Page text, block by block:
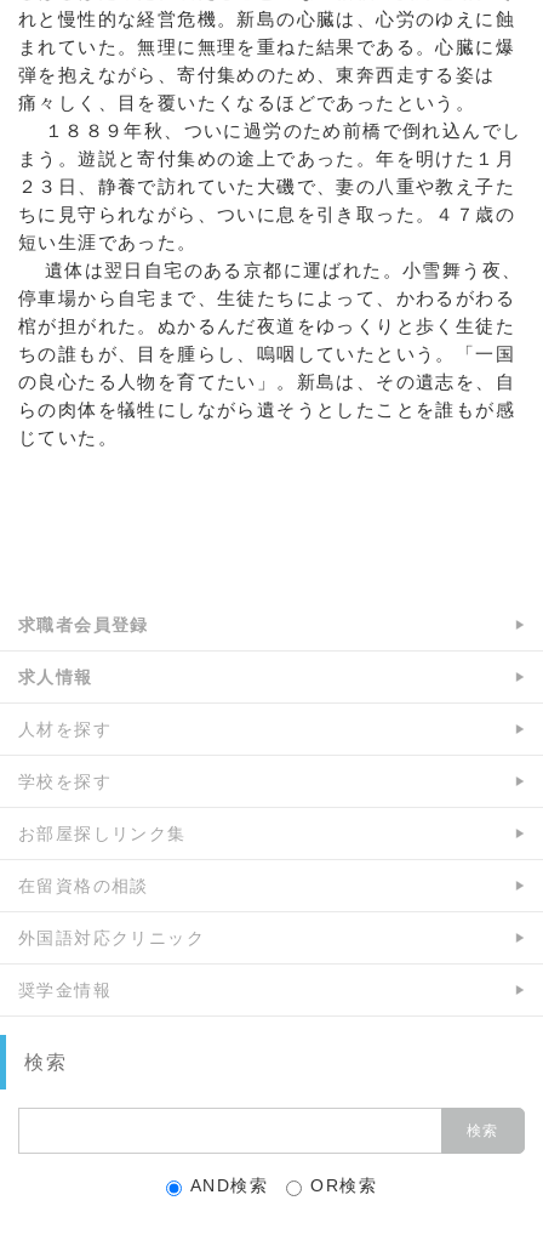
れと慢性的な経営危機。新島の心臓は、心労のゆえに蝕
まれていた。無理に無理を重ねた結果である。心臓に爆
弾を抱えながら、寄付集めのため、東奔西走する姿は
痛々しく、目を覆いたくなるほどであったという。
１８８９年秋、ついに過労のため前橋で倒れ込んでし
まう。遊説と寄付集めの途上であった。年を明けた１月
２３日、静養で訪れていた大磯で、妻の八重や教え子た
ちに見守られながら、ついに息を引き取った。４７歳の
短い生涯であった。
遺体は翌日自宅のある京都に運ばれた。小雪舞う夜、
停車場から自宅まで、生徒たちによって、かわるがわる
棺が担がれた。ぬかるんだ夜道をゆっくりと歩く生徒た
ちの誰もが、目を腫らし、嗚咽していたという。「一国
の良心たる人物を育てたい」。新島は、その遺志を、自
らの肉体を犠牲にしながら遺そうとしたことを誰もが感
じていた。
求職者会員登録
求人情報
人材を探す
学校を探す
お部屋探しリンク集
在留資格の相談
外国語対応クリニック
奨学金情報
検索
AND検索 OR検索